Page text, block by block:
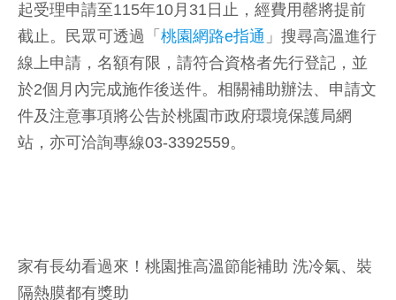
起受理申請至115年10月31日止，經費用罄將提前
截止。民眾可透過「 桃園網路e指通 」搜尋高溫進行
線上申請，名額有限，請符合資格者先行登記，並
於2個月內完成施作後送件。相關補助辦法、申請文
件及注意事項將公告於桃園市政府環境保護局網
站，亦可洽詢專線03-3392559。
家有長幼看過來！桃園推高溫節能補助 洗冷氣、裝
隔熱膜都有獎助